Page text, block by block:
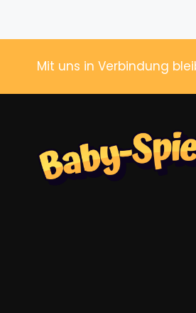
Mit uns in Verbindung